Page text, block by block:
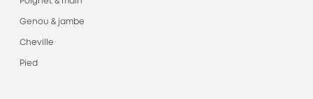
Genou & jambe
Cheville
Pied